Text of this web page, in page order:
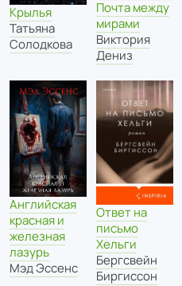
Крылья
Татьяна
Солодкова
Почта между
мирами
Виктория
Дениз
Английская
красная и
железная
лазурь
Мэд Эссенс
Ответ на
письмо
Хельги
Бергсвейн
Биргиссон